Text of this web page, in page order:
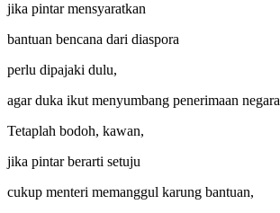
jika pintar mensyaratkan
bantuan bencana dari diaspora
perlu dipajaki dulu,
agar duka ikut menyumbang penerimaan
Tetaplah bodoh, kawan,
jika pintar berarti setuju
cukup menteri memanggul karung bantuan,